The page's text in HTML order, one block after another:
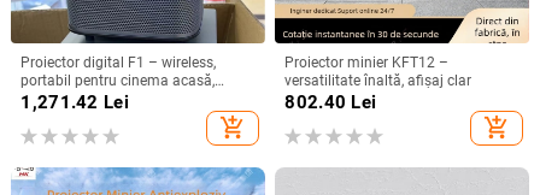
Proiector digital F1 – wireless,
portabil pentru cinema acasă,
rezoluție 720P, modul de proiecție:
toate, greutate 1,58 kg
1,271.42 Lei
add_shopping_cart
Proiector minier KFT12 –
versatilitate înaltă, afișaj clar
802.40 Lei
add_shopping_cart